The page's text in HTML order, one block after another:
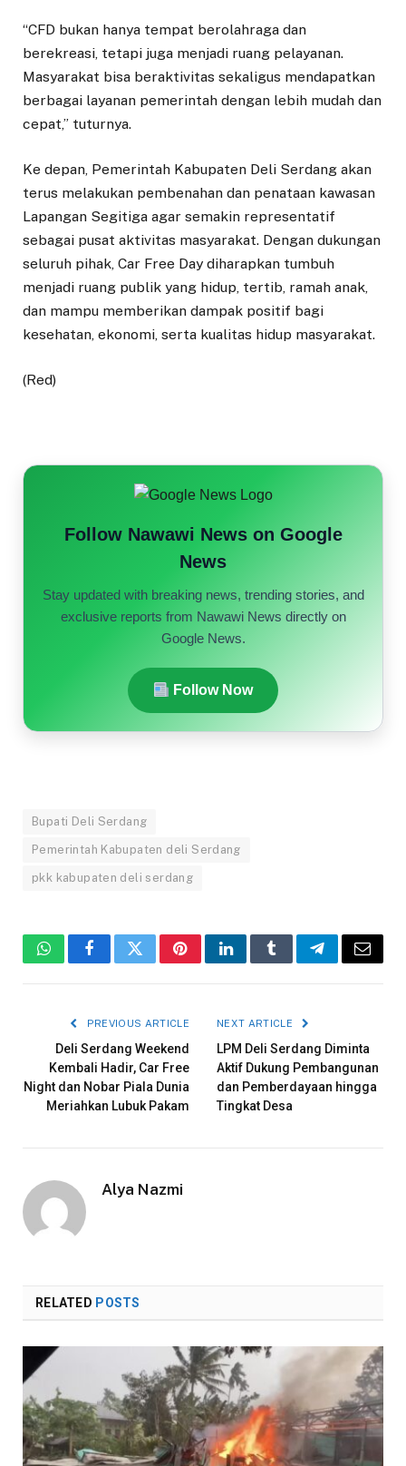
“CFD bukan hanya tempat berolahraga dan
berekreasi, tetapi juga menjadi ruang pelayanan.
Masyarakat bisa beraktivitas sekaligus mendapatkan
berbagai layanan pemerintah dengan lebih mudah dan
cepat,” tuturnya.
Ke depan, Pemerintah Kabupaten Deli Serdang akan
terus melakukan pembenahan dan penataan kawasan
Lapangan Segitiga agar semakin representatif
sebagai pusat aktivitas masyarakat. Dengan dukungan
seluruh pihak, Car Free Day diharapkan tumbuh
menjadi ruang publik yang hidup, tertib, ramah anak,
dan mampu memberikan dampak positif bagi
kesehatan, ekonomi, serta kualitas hidup masyarakat.
(Red)
Follow Nawawi News on Google
News
Stay updated with breaking news, trending stories, and
exclusive reports from Nawawi News directly on
Google News.
Follow Now
Bupati Deli Serdang
Pemerintah Kabupaten deli Serdang
pkk kabupaten deli serdang
WhatsAppFacebookTwitterPinterestLinkedInTumblrTelegramEmail
PREVIOUS ARTICLE
Deli Serdang Weekend
Kembali Hadir, Car Free
Night dan Nobar Piala Dunia
Meriahkan Lubuk Pakam
NEXT ARTICLE
LPM Deli Serdang Diminta
Aktif Dukung Pembangunan
dan Pemberdayaan hingga
Tingkat Desa
Alya Nazmi
RELATED POSTS